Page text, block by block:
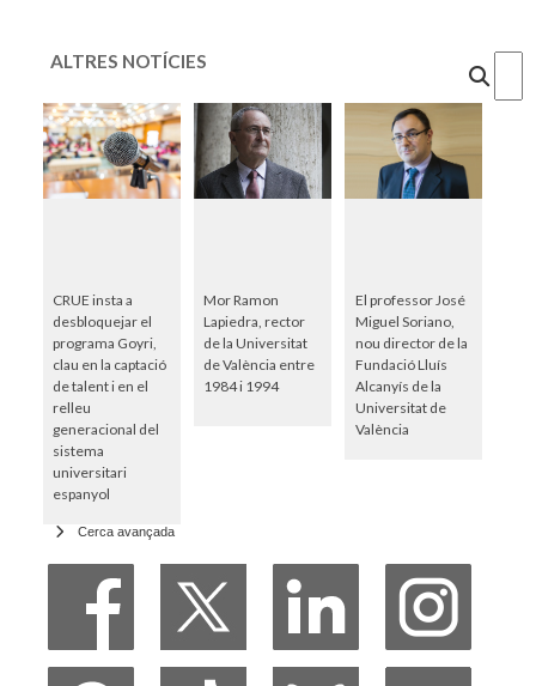
ALTRES NOTÍCIES
CRUE insta a
desbloquejar el
programa Goyri,
clau en la captació
de talent i en el
relleu
generacional del
sistema
universitari
espanyol
Mor Ramon
Lapiedra, rector
de la Universitat
de València entre
1984 i 1994
El professor José
Miguel Soriano,
nou director de la
Fundació Lluís
Alcanyís de la
Universitat de
València
Cerca avançada